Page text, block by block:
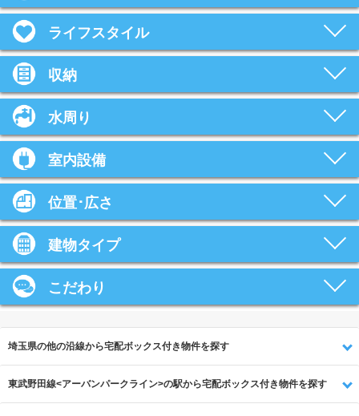
ライフスタイル
収納
水周り
室内設備
位置･広さ
建物タイプ
こだわり
埼玉県の他の沿線から宅配ボックス付き物件を探す
東武野田線<アーバンパークライン>の駅から宅配ボックス付き物件を探す